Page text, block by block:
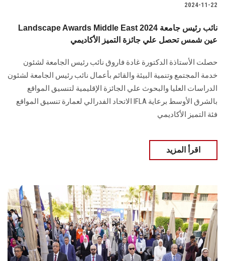
2024-11-22
Landscape Awards Middle East 2024 نائب رئيس جامعة
عين شمس تحصل علي جائزة التميز الأكاديمي
حصلت الأستاذة الدكتورة غادة فاروق نائب رئيس الجامعة لشئون
خدمة المجتمع وتنمية البيئة والقائم بأعمال نائب رئيس الجامعة لشئون
الدراسات العليا والبحوث علي الجائزة الإقليمية لتنسيق المواقع
بالشرق الأوسط برعاية IFLA الاتحاد الفدرالي لعمارة تنسيق المواقع
فئة التميز الأكاديمي
اقرأ المزيد